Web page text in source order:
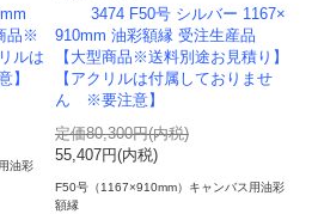
品※
ルは
】
油彩
3474 F50号 シルバー 1167×
910mm 油彩額縁 受注生産品
【大型商品※送料別途お見積り】
【アクリルは付属しておりませ
ん ※要注意】
定価80,300円(内税)
55,407円(内税)
F50号（1167×910mm）キャンバス用油彩
額縁